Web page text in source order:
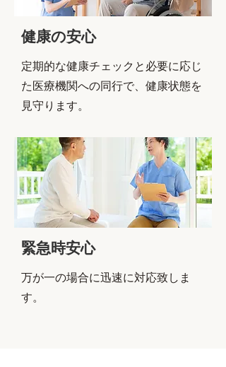
健康の安心
定期的な健康チェックと必要に応じ
た医療機関への同行で、健康状態を
見守ります。
緊急時安心
万が一の場合に迅速に対応致しま
す。